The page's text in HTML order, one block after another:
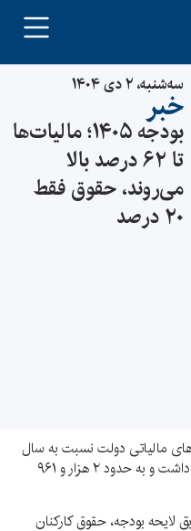
سه‌شنبه، ۲ دی ۱۴۰۴
خبر
بودجه ۱۴۰۵؛ مالیات‌ها
تا ۶۲ درصد بالا
می‌روند، حقوق فقط
۲۰ درصد
بودجه سال ۱۴۰۵، درآمدهای مالیاتی دولت نسبت به سال
قبل رشدی بین ۴۲ تا ۶۲ درصدی خواهد داشت و به حدود ۲ هزار و ۹۶۱
بودجه، حقوق کارکنان